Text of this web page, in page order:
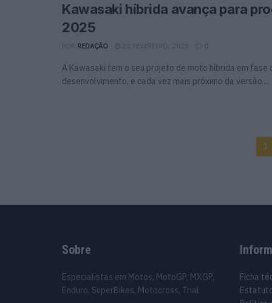
Kawasaki híbrida avança para
2025
REDAÇÃO 22 FEVEREIRO, 2023 0
A Kawasaki tem o seu projeto de moto híbrida em fase
desenvolvimento, e cada vez mais próximo da versão ...
1
Sobre
Especialistas em Motos, MotoGP, MXGP,
Enduro, SuperBikes, Motocross, Trial
Ficha